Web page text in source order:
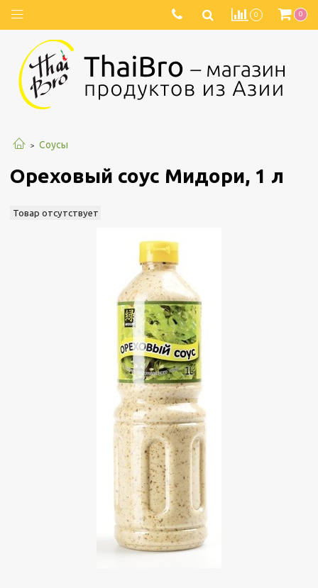
0 0
Соусы
Ореховый соус Мидори, 1 л
Товар отсутствует